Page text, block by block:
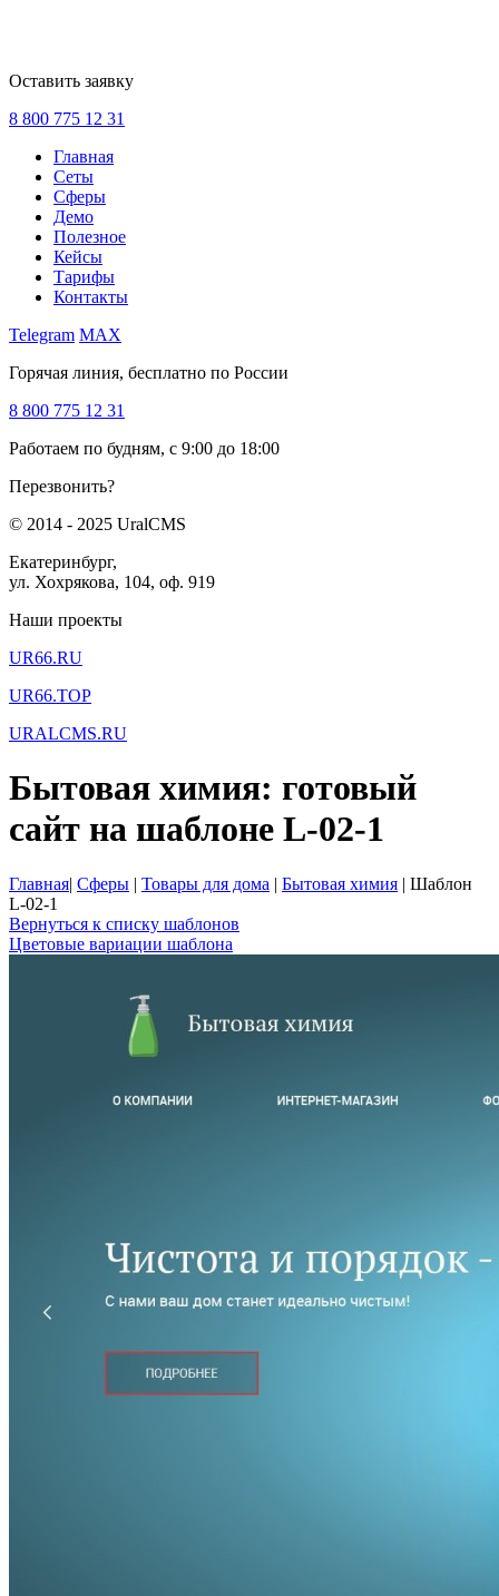
Оставить заявку
8 800 775 12 31
Главная
Сеты
Сферы
Демо
Полезное
Кейсы
Тарифы
Контакты
Telegram MAX
Горячая линия, бесплатно по России
8 800 775 12 31
Работаем по будням, с 9:00 до 18:00
Перезвонить?
© 2014 - 2025 UralCMS
Екатеринбург,
ул. Хохрякова, 104, оф. 919
Наши проекты
UR66.RU
UR66.TOP
URALCMS.RU
Бытовая химия: готовый
сайт на шаблоне L-02-1
Главная| Сферы | Товары для дома | Бытовая химия | Шаблон
L-02-1
Вернуться к списку шаблонов
Цветовые вариации шаблона